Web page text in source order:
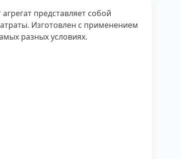
представляет собой
Изготовлен с применением
разных условиях.